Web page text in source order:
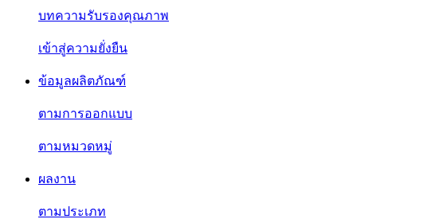
บทความรับรองคุณภาพ
เข้าสู่ความยั่งยืน
ข้อมูลผลิตภัณฑ์
ตามการออกแบบ
ตามหมวดหมู่
ผลงาน
ตามประเภท